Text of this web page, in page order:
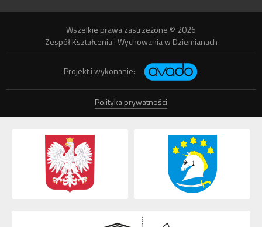
Wszelkie prawa zastrzeżone © 2026
Zespół Kształcenia i Wychowania w Dziemianach
Projekt i wykonanie:
Polityka prywatności